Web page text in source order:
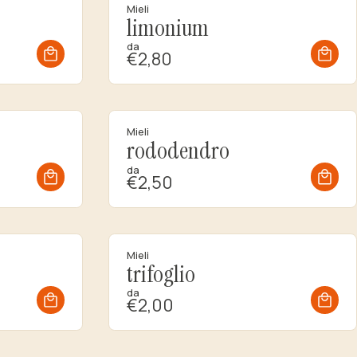
Mieli
limonium
da
€2,80
Mieli
rododendro
da
€2,50
Mieli
trifoglio
da
€2,00